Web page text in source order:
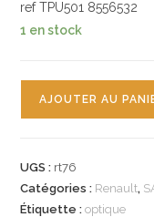
ref TPU501 8556532
1 en stock
seima
TPU501
AJOUTER AU
UGS : rt76
Catégories : Renault,
Étiquette :optique